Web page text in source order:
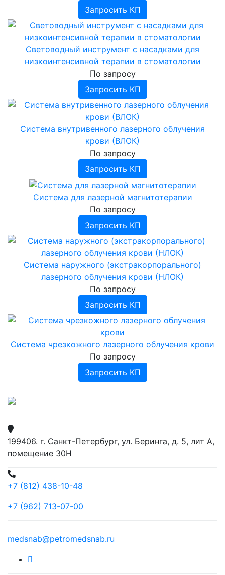
Запросить КП
Световодный инструмент с насадками для
низкоинтенсивной терапии в стоматологии
По запросу
Запросить КП
Система внутривенного лазерного облучения
крови (ВЛОК)
По запросу
Запросить КП
Система для лазерной магнитотерапии
По запросу
Запросить КП
Система наружного (экстракорпорального)
лазерного облучения крови (НЛОК)
По запросу
Запросить КП
Система чрезкожного лазерного облучения крови
По запросу
Запросить КП
199406. г. Санкт-Петербург, ул. Беринга, д. 5, лит А,
помещение 30Н
+7 (812) 438-10-48
+7 (962) 713-07-00
medsnab@petromedsnab.ru